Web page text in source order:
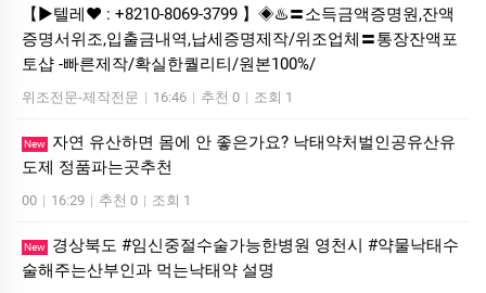
【▶텔레♥ : +8210-8069-3799 】◈♨️〓소득금액증명원,잔액
증명서위조,입출금내역,납세증명제작/위조업체〓통장잔액포
토샵 -빠른제작/확실한퀄리티/원본100%/
위조전문-제작전문 | 16:46 | 추천 0 | 조회 1
New
자연 유산하면 몸에 안 좋은가요? 낙태약처벌인공유산유
도제 정품파는곳추천
00 | 16:29 | 추천 0 | 조회 1
New
경상북도 #임신중절수술가능한병원 영천시 #약물낙태수
술해주는산부인과 먹는낙­태약 설명